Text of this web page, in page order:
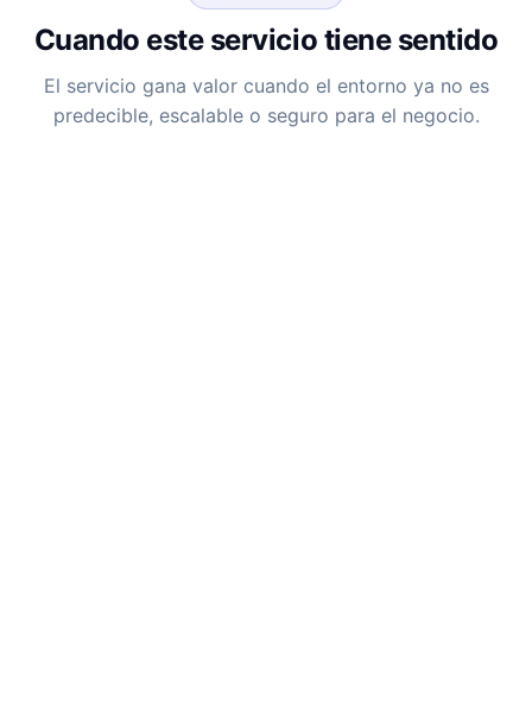
Cuando este servicio tiene sentido
El servicio gana valor cuando el entorno ya no es
predecible, escalable o seguro para el negocio.